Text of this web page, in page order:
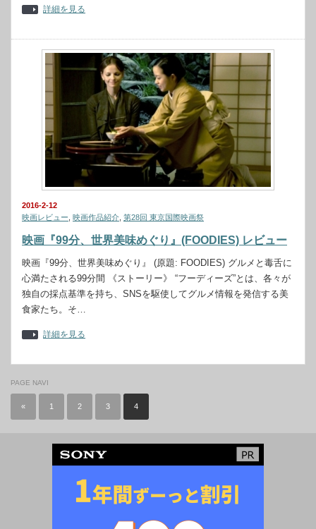
詳細を見る
2016-2-12
映画レビュー 映画作品紹介 第28回 東京国際映画祭
映画『99分、世界美味めぐり』(FOODIES) レビュー
映画『99分、世界美味めぐり』 (原題: FOODIES) グルメと毒舌に
心満たされる99分間 《ストーリー》 “フーディーズ”とは、各々が
独自の採点基準を持ち、SNSを駆使してグルメ情報を発信する美
食家たち。そ…
詳細を見る
PAGE NAVI
« 1 2 3 4